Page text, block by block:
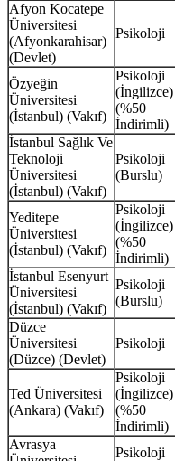
Afyon Kocatepe
Üniversitesi
(Afyonkarahisar)
(Devlet)
Psikoloji
Özyeğin
Üniversitesi
(İstanbul) (Vakıf)
Psikoloji
(İngilizce)
(%50
İndirimli)
İstanbul Sağlık Ve
Teknoloji
Üniversitesi
(İstanbul) (Vakıf)
Psikoloji
(Burslu)
Yeditepe
Üniversitesi
(İstanbul) (Vakıf)
Psikoloji
(İngilizce)
(%50
İndirimli)
İstanbul Esenyurt
Üniversitesi
(İstanbul) (Vakıf)
Psikoloji
(Burslu)
Düzce
Üniversitesi
(Düzce) (Devlet)
Psikoloji
Ted Üniversitesi
(Ankara) (Vakıf)
Psikoloji
(İngilizce)
(%50
İndirimli)
Avrasya
Psikoloji